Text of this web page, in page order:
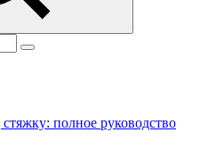
полное руководство